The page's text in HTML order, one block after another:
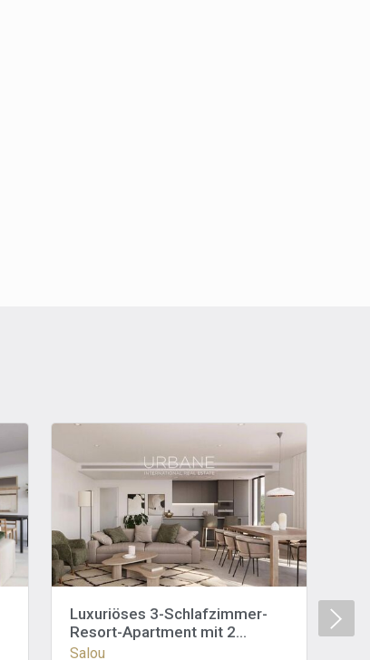
Luxuriöses 3-Schlafzimmer-
Resort-Apartment mit 2
Parkplätzen | Preisgekrönter
Salou